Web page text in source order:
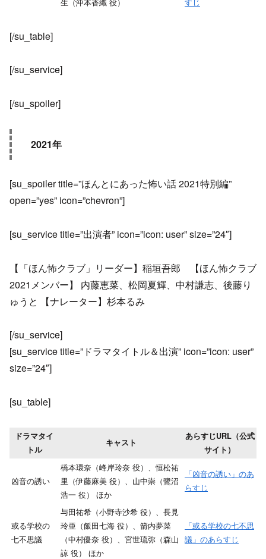
[/su_table]
[/su_service]
[/su_spoiler]
2021年
[su_spoiler title=”ほんとにあった怖い話 2021特別編”
open=”yes” icon=”chevron”]
[su_service title=”出演者” icon=”icon: user” size=”24″]
【「ほん怖クラブ」リーダー】稲垣吾郎 【ほん怖クラブ
2021メンバー】 内藤恵菜、松岡夏輝、中村謙志、後藤り
ゅうと 【ナレーター】杉本るみ
[/su_service]
[su_service title=”ドラマタイトル＆出演” icon=”icon: user”
size=”24″]
[su_table]
ドラマタイ
トル
キャスト
あらすじURL（公式
サイト）
凶音の誘い
橋本環奈（峰岸玲奈 役）、恒松祐
里（伊藤麻美 役）、山中崇（鷺沼
浩一 役） ほか
「凶音の誘い」のあ
らすじ
或る学校の
七不思議
与田祐希（小野寺沙希 役）、長見
玲亜（飯田七海 役）、箭内夢菜
（中村優奈 役）、宮世琉弥（森山
諒 役） ほか
「或る学校の七不思
議」のあらすじ